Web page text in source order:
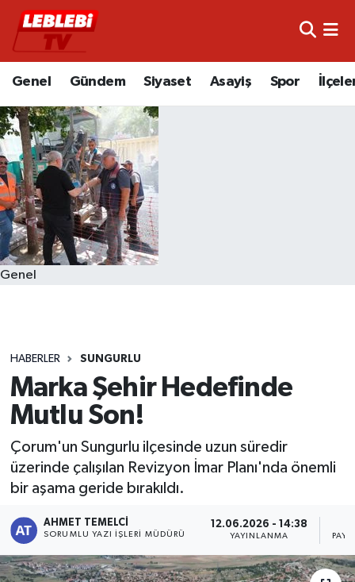
Genel Gündem Siyaset Asayiş Spor
Genel
HABERLER SUNGURLU
Marka Şehir Hedefinde
Mutlu Son!
Çorum'un Sungurlu ilçesinde uzun süredir
üzerinde çalışılan Revizyon İmar Planı'nda önemli
bir aşama geride bırakıldı.
AHMET TEMELCI
SORUMLU YAZI İŞLERI MÜDÜRÜ
12.06.2026 - 14:38
YAYINLANMA
Hava Durumu
Trafik Durumu
Süper Lig Puan Durumu ve Fikstür
Tüm Manşetler
Son Dakika Haberleri